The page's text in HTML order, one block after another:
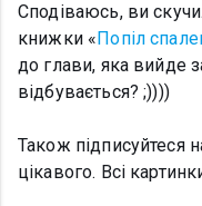
Сподіваюсь, ви
книжки «Попіл
до глави, яка вийде
відбувається? ;))))
Також підписуйтеся
цікавого. Всі